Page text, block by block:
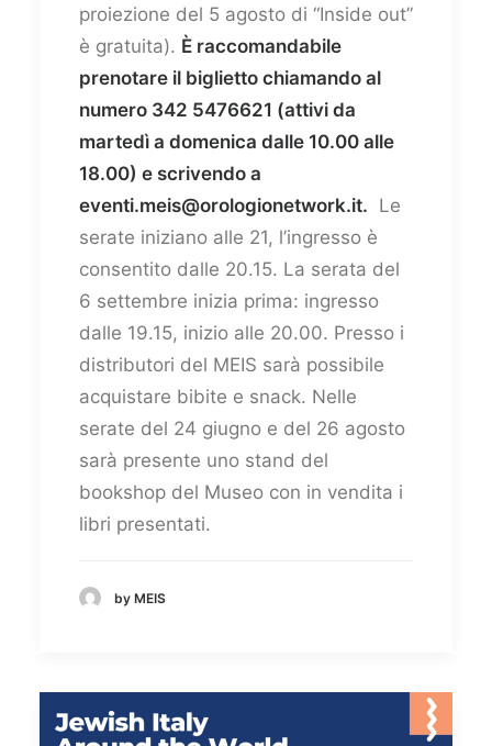
proiezione del 5 agosto di “Inside out”
è gratuita). È raccomandabile
prenotare il biglietto chiamando al
numero 342 5476621 (attivi da
martedì a domenica dalle 10.00 alle
18.00) e scrivendo a
eventi.meis@orologionetwork.it. Le
serate iniziano alle 21, l’ingresso è
consentito dalle 20.15. La serata del
6 settembre inizia prima: ingresso
dalle 19.15, inizio alle 20.00. Presso i
distributori del MEIS sarà possibile
acquistare bibite e snack. Nelle
serate del 24 giugno e del 26 agosto
sarà presente uno stand del
bookshop del Museo con in vendita i
libri presentati.
by MEIS